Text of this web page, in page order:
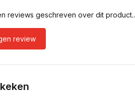
reviews geschreven over dit product..
review